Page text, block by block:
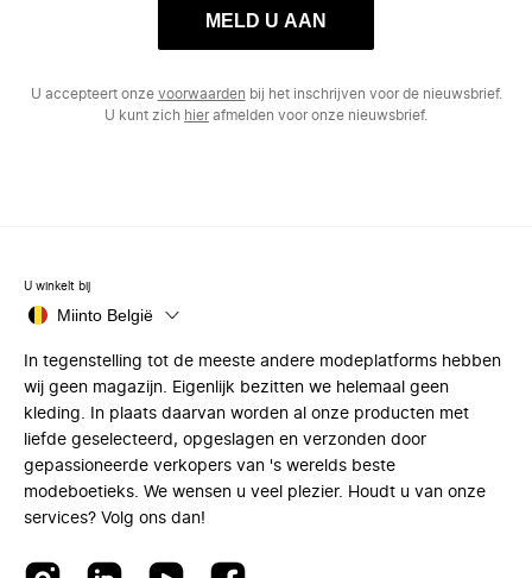
MELD U AAN
U accepteert onze voorwaarden bij het inschrijven voor de nieuwsbrief.
U kunt zich hierafmelden voor onze nieuwsbrief.
U winkelt bij
Miinto België
In tegenstelling tot de meeste andere modeplatforms hebben
wij geen magazijn. Eigenlijk bezitten we helemaal geen
kleding. In plaats daarvan worden al onze producten met
liefde geselecteerd, opgeslagen en verzonden door
gepassioneerde verkopers van 's werelds beste
modeboetieks. We wensen u veel plezier. Houdt u van onze
services? Volg ons dan!